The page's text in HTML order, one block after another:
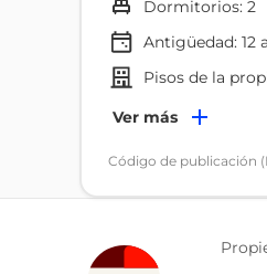
• Sala
• Comedor
• Cocina
• Baño completo
• Dos habitaciones
𝐁𝐞𝐧𝐞𝐟𝐢𝐜𝐢𝐨𝐬:
• Sector seguro y de
dormitorios: 2
Antigüedad: 12
pisos de la
Ambientes
Dormitorio
Lavadero
Patio
Ver más
Código de publicación